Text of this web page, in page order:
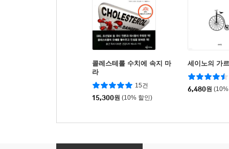
콜레스테롤 수치에 속지 마
라
15건
15,300원 (10% 할인)
세이노의 가
6,480원